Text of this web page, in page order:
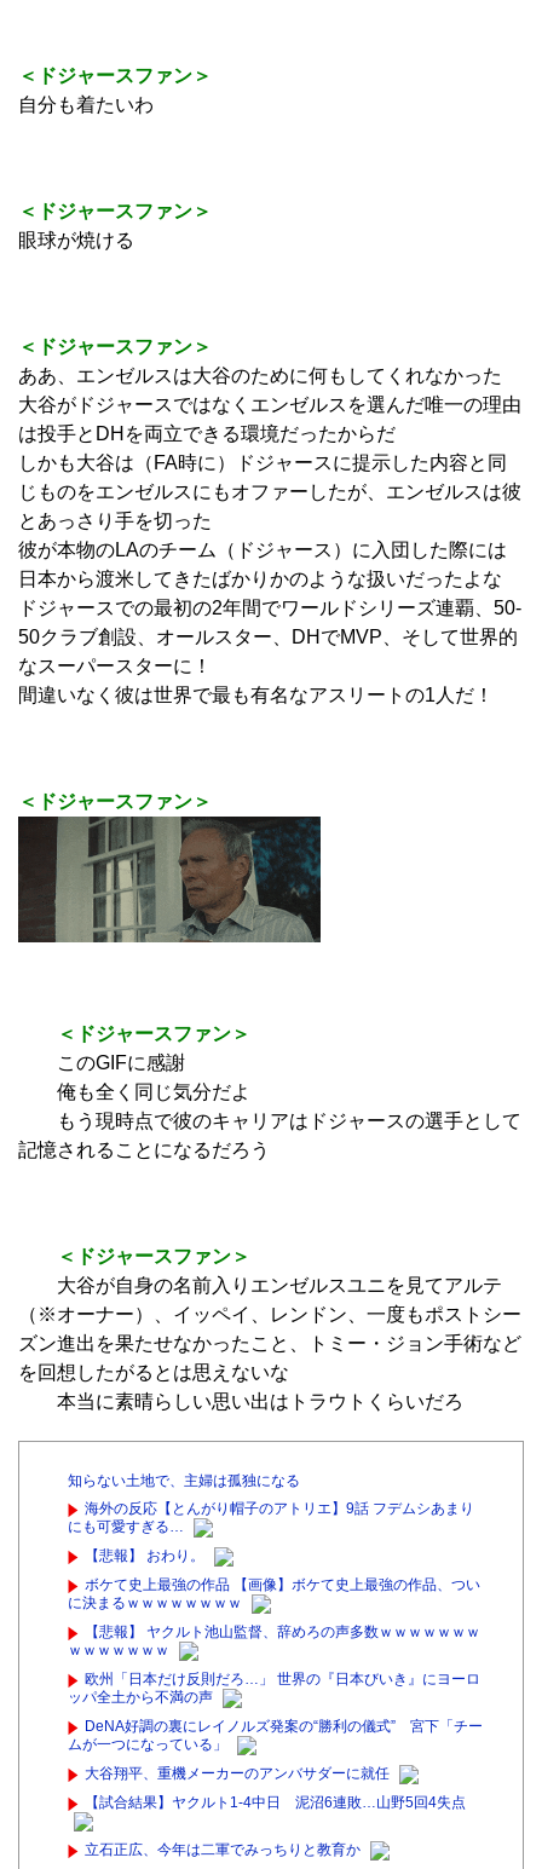
＜ドジャースファン＞
自分も着たいわ
＜ドジャースファン＞
眼球が焼ける
＜ドジャースファン＞
ああ、エンゼルスは大谷のために何もしてくれなかった
大谷がドジャースではなくエンゼルスを選んだ唯一の理由
は投手とDHを両立できる環境だったからだ
しかも大谷は（FA時に）ドジャースに提示した内容と同
じものをエンゼルスにもオファーしたが、エンゼルスは彼
とあっさり手を切った
彼が本物のLAのチーム（ドジャース）に入団した際には
日本から渡米してきたばかりかのような扱いだったよな
ドジャースでの最初の2年間でワールドシリーズ連覇、50-
50クラブ創設、オールスター、DHでMVP、そして世界的
なスーパースターに！
間違いなく彼は世界で最も有名なアスリートの1人だ！
＜ドジャースファン＞
＜ドジャースファン＞
このGIFに感謝
俺も全く同じ気分だよ
もう現時点で彼のキャリアはドジャースの選手として
記憶されることになるだろう
＜ドジャースファン＞
大谷が自身の名前入りエンゼルスユニを見てアルテ
（※オーナー）、イッペイ、レンドン、一度もポストシー
ズン進出を果たせなかったこと、トミー・ジョン手術など
を回想したがるとは思えないな
本当に素晴らしい思い出はトラウトくらいだろ
知らない土地で、主婦は孤独になる
海外の反応【とんがり帽子のアトリエ】9話 フデムシあまり
にも可愛すぎる…
【悲報】 おわり。
ボケて史上最強の作品 【画像】ボケて史上最強の作品、つい
に決まるｗｗｗｗｗｗｗｗ
【悲報】 ヤクルト池山監督、辞めろの声多数ｗｗｗｗｗｗｗ
ｗｗｗｗｗｗｗ
欧州「日本だけ反則だろ…」 世界の『日本びいき』にヨーロ
ッパ全土から不満の声
DeNA好調の裏にレイノルズ発案の“勝利の儀式” 宮下「チー
ムが一つになっている」
大谷翔平、重機メーカーのアンバサダーに就任
【試合結果】ヤクルト1-4中日 泥沼6連敗…山野5回4失点
立石正広、今年は二軍でみっちりと教育か